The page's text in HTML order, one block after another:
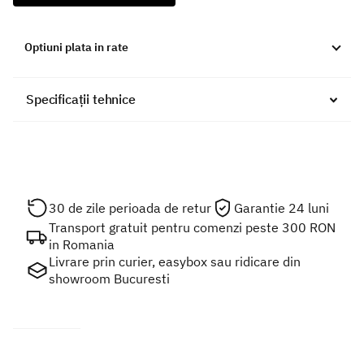
Optiuni plata in rate
Specificații tehnice
30 de zile perioada de retur
Garantie 24 luni
Transport gratuit pentru comenzi peste 300 RON
in Romania
Livrare prin curier, easybox sau ridicare din
showroom Bucuresti